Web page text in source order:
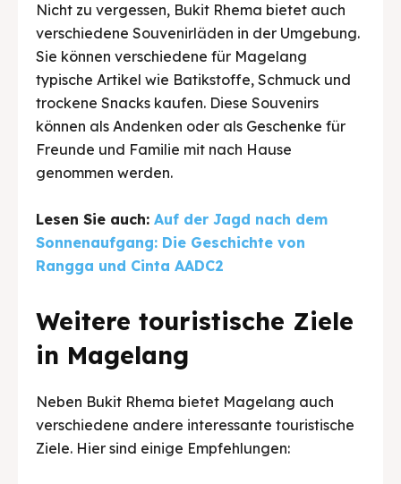
Nicht zu vergessen, Bukit Rhema bietet auch
verschiedene Souvenirläden in der Umgebung.
Sie können verschiedene für Magelang
typische Artikel wie Batikstoffe, Schmuck und
trockene Snacks kaufen. Diese Souvenirs
können als Andenken oder als Geschenke für
Freunde und Familie mit nach Hause
genommen werden.
Lesen Sie auch: Auf der Jagd nach dem
Sonnenaufgang: Die Geschichte von
Rangga und Cinta AADC2
Weitere touristische Ziele
in Magelang
Neben Bukit Rhema bietet Magelang auch
verschiedene andere interessante touristische
Ziele. Hier sind einige Empfehlungen: